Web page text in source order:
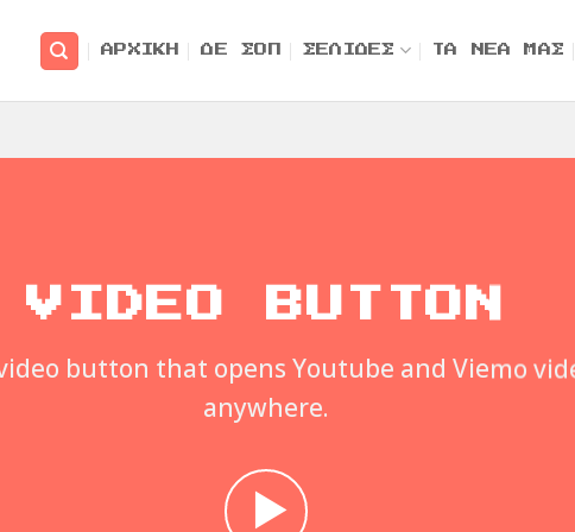
ΑΡΧΙΚΗ ΔΕ ΣΟΠ ΣΕΛΙΔΕΣ ΤΑ ΝΕΑ ΜΑΣ
VIDEO BUTTON
button that opens Youtube and Viemo
anywhere.